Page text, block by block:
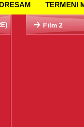
TERMENI
Film 2